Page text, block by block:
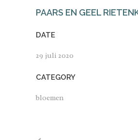
PAARS EN GEEL
DATE
29 juli 2020
CATEGORY
bloemen